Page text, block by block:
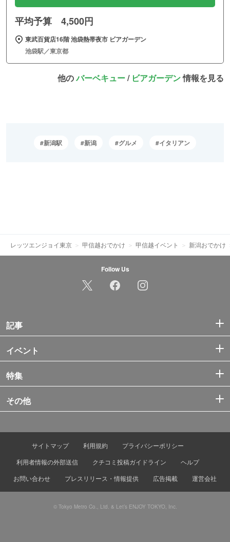
平均予算 4,500円
東武百貨店16階 池袋熱帯夜市 ビアガーデン
池袋駅／東京都
他のバーベキュー/ ビアガーデン情報を見る
新潟駅 新潟 グルメ イタリアン
レッツエンジョイ東京 甲信越おでかけ 甲信越イベント 新潟おでかけ
Follow Us
記事
イベント
特集
その他
サイトマップ 利用規約
プライバシーポリシー
利用者情報の外部送信
クチコミ投稿ガイドライン
ヘルプ
お問い合わせ
プレスリリース・情報提供 広告掲載 運営会社
© Tokyo Metro Co., Ltd. & Let’s ENJOY TOKYO, Inc.